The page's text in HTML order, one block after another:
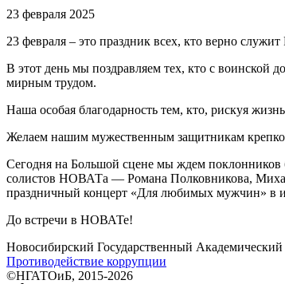
23 февраля 2025
23 февраля – это праздник всех, кто верно
В этот день мы поздравляем тех, кто с воинской
мирным трудом.
Наша особая благодарность тем, кто, рискуя
Желаем нашим мужественным защитникам
Сегодня на Большой сцене мы ждем поклонников
солистов НОВАТа — Романа Полковникова,
праздничный концерт «Для любимых мужчин» в
До встречи в НОВАТе!
Новосибирский Государственный
Противодействие коррупции
©НГАТОиБ, 2015-2026